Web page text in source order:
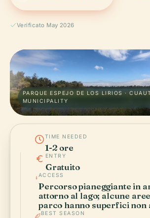
Verificato May 2026
PARQUE ESPEJO DE LOS LIRIOS ·
MUNICIPALITY
TIME NEEDED
1-2 ore
ENTRY
Gratuito
ACCESS
Percorso pianeggiante in
attorno al lago; alcune
parco hanno superfici non
BEST SEASON